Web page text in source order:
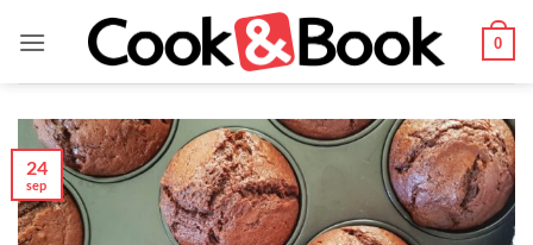
naar
0
24
sep